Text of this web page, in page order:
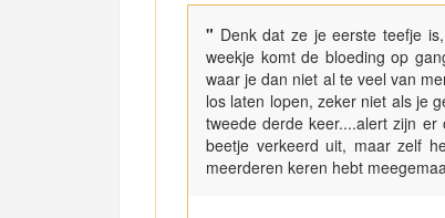
" Denk dat ze je eerste teefje
weekje komt de bloeding op
waar je dan niet al te veel van
los laten lopen, zeker niet als je
tweede derde keer....alert zijn
beetje verkeerd uit, maar zelf
meerderen keren hebt